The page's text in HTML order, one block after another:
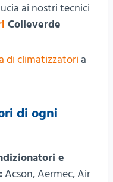
ai nostri tecnici
Colleverde
di climatizzatori a
di ogni
e
Acson, Aermec, Air